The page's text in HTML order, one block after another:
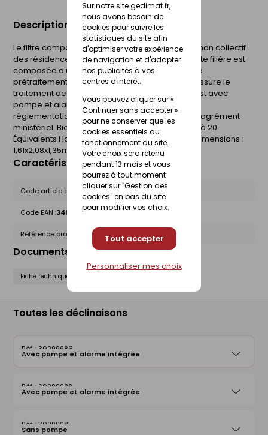
Sur notre site gedimat.fr,
nous avons besoin de
cookies pour suivre les
statistiques du site afin
d'optimiser votre expérience
de navigation et d'adapter
nos publicités à vos
centres d'intérêt.
Vous pouvez cliquer sur «
Continuer sans accepter »
pour ne conserver que les
cookies essentiels au
fonctionnement du site.
Votre choix sera retenu
pendant 13 mois et vous
pourrez à tout moment
cliquer sur "Gestion des
cookies" en bas du site
pour modifier vos choix.
Tout accepter
Personnaliser mes choix
Description du produit
Le filtre compact est destiné à l'assainissement non collectif
des résidences principales ou secondaires. Cette filière est
composée d'une fosse toutes eaux qui assure le
prétraitement des eaux brutes et d'un filtre qui assure le
traitement des eaux prétraitées. Cette version est avec
pompe et alarme intégrées conformément à la
réglementation. Les 2 modèles bénéficient d'un agrément
ministériel. Biomeris présente une gamme de 4 à 20
Équivalents Habitants. Volume utile : 1400 litres. Dimensions :
1,61x2,08x1,35m.
Caractéristiques du produit
Code article chez le fournisseur :BIO4P
Code EAN :3463900018945
Référence produit nationale Gedimat : 30299986
Documents liés
Fiche technique
Toutes les déclinaisons
30299986
Avec pompe et alarme intégrée
30299988
Avec pompe et alarme intégrée
30299985
Sans pompe